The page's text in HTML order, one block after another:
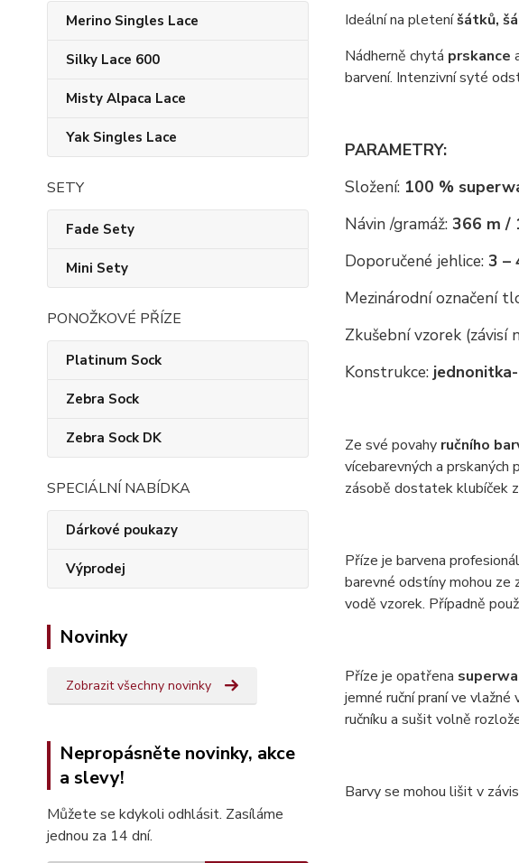
Merino Singles Lace
Silky Lace 600
Misty Alpaca Lace
Yak Singles Lace
SETY
Fade Sety
Mini Sety
PONOŽKOVÉ PŘÍZE
Platinum Sock
Zebra Sock
Zebra Sock DK
SPECIÁLNÍ NABÍDKA
Dárkové poukazy
Výprodej
Novinky
Zobrazit všechny novinky
Nepropásněte novinky, akce
a slevy!
Můžete se kdykoli odhlásit. Zasíláme
jednou za 14 dní.
Ideální na pleteníšátků,
Nádherně chytá prskance
barvení. Intenzivní syté
PARAMETRY:
Složení: 100 %
Návin /gramáž:366 m /
Doporučené jehlice: 3 –
Mezinárodní označení
Zkušební vzorek
Konstrukce: jednonitka
Ze své povahyručního
vícebarevných a
zásobě dostatek klubíček
Příze je barvena
barevné odstíny mohou
vodě vzorek. Případně
Příze je opatřena
jemné ruční praní ve
ručníku a sušit volně
Barvy se mohou lišit v